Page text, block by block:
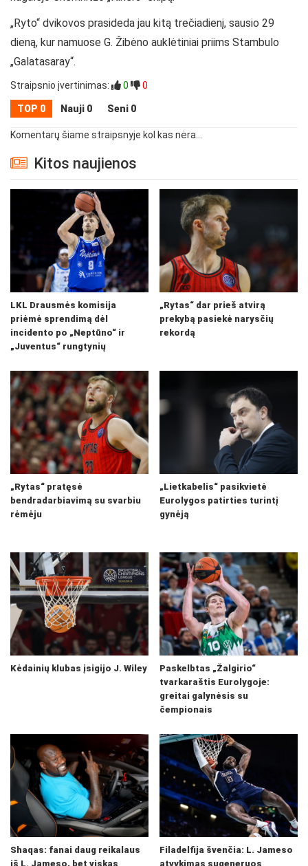
„Ryto“ dvikovos prasideda jau kitą trečiadienį, sausio 29
dieną, kur namuose G. Žibėno auklėtiniai priims Stambulo
„Galatasaray“.
Straipsnio įvertinimas: 0 0
TOP 0 Nauji 0 Seni 0
Komentarų šiame straipsnyje kol kas nėra...
Kitos naujienos
LKL Drausmės komisija
priėmė sprendimą dėl
incidento po „Neptūno“ ir
„Juventus“ rungtynių
„Rytas“ dar prieš atvirą
prekybą pasiekė narysčių
rekordą
„Rytas“ pratęsė
bendradarbiavimą su svarbiu
rėmėju
„Lietkabelis“ pasikvietė
Eurolygos patirties turintį
gynėją
Kėdainių klubas įsigijo J. Wiley
Paskelbtas „Žalgirio“
tvarkaraštis Eurolygoje:
greitai galynėsis su
čempionais
Shaqas: fanai daug reikalaus
iš L. Jameso, bet viskas
Filadelfija švenčia: L. Jameso
atvykimas sugeneruos